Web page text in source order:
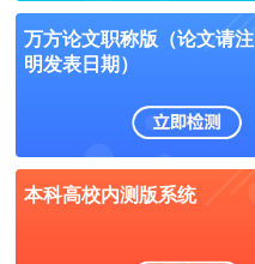
万方论文职称版（论文请注
明发表日期）
本科高校内测版系统